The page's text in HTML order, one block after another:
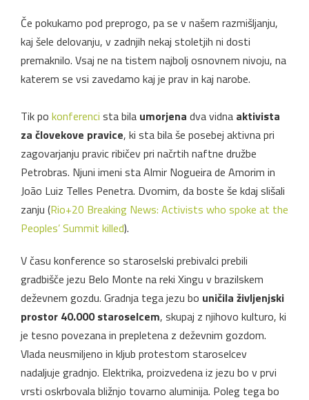
Če pokukamo pod preprogo, pa se v našem razmišljanju,
kaj šele delovanju, v zadnjih nekaj stoletjih ni dosti
premaknilo. Vsaj ne na tistem najbolj osnovnem nivoju, na
katerem se vsi zavedamo kaj je prav in kaj narobe.
Tik po konferenci sta bila umorjena dva vidna aktivista
za človekove pravice, ki sta bila še posebej aktivna pri
zagovarjanju pravic ribičev pri načrtih naftne družbe
Petrobras. Njuni imeni sta Almir Nogueira de Amorim in
João Luiz Telles Penetra. Dvomim, da boste še kdaj slišali
zanju (Rio+20 Breaking News: Activists who spoke at the
Peoples’ Summit killed).
V času konference so staroselski prebivalci prebili
gradbišče jezu Belo Monte na reki Xingu v brazilskem
deževnem gozdu. Gradnja tega jezu bo uničila življenjski
prostor 40.000 staroselcem, skupaj z njihovo kulturo, ki
je tesno povezana in prepletena z deževnim gozdom.
Vlada neusmiljeno in kljub protestom staroselcev
nadaljuje gradnjo. Elektrika, proizvedena iz jezu bo v prvi
vrsti oskrbovala bližnjo tovarno aluminija. Poleg tega bo